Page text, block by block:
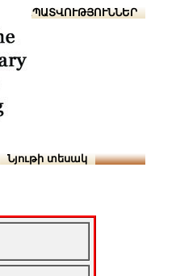
ՆԱԽԱՊԱՏՎՈՒԹՅՈՒՆՆԵՐ
Նյութի տեսակ